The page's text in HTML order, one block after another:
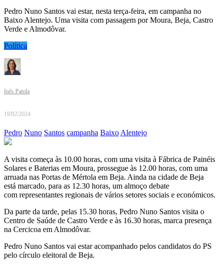
Pedro Nuno Santos vai estar, nesta terça-feira, em campanha no
Baixo Alentejo. Uma visita com passagem por Moura, Beja, Castro
Verde e Almodôvar.
Política
Inês Patola
19/02/2024
Pedro Nuno Santos campanha BaixoAlentejo
A visita começa às 10.00 horas, com uma visita à Fábrica de Painéis
Solares e Baterias em Moura, prossegue às 12.00 horas, com uma
arruada nas Portas de Mértola em Beja. Ainda na cidade de Beja
está marcado, para as 12.30 horas, um almoço debate
com representantes regionais de vários setores sociais e económicos.
Da parte da tarde, pelas 15.30 horas, Pedro Nuno Santos visita o
Centro de Saúde de Castro Verde e às 16.30 horas, marca presença
na Cercicoa em Almodôvar.
Pedro Nuno Santos vai estar acompanhado pelos candidatos do PS
pelo círculo eleitoral de Beja.